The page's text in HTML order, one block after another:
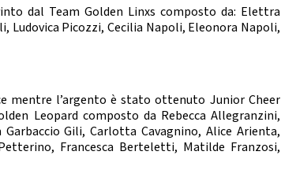
SALUTE E ANTIDOPING
dal Team Golden Linxs composto da: Elettra
Picozzi, Cecilia Napoli, Eleonora Napoli,
mentre l’argento è stato ottenuto Junior Cheer
Leopard composto da Rebecca Allegranzini,
Gili, Carlotta Cavagnino, Alice Arienta,
Francesca Berteletti, Matilde Franzosi,